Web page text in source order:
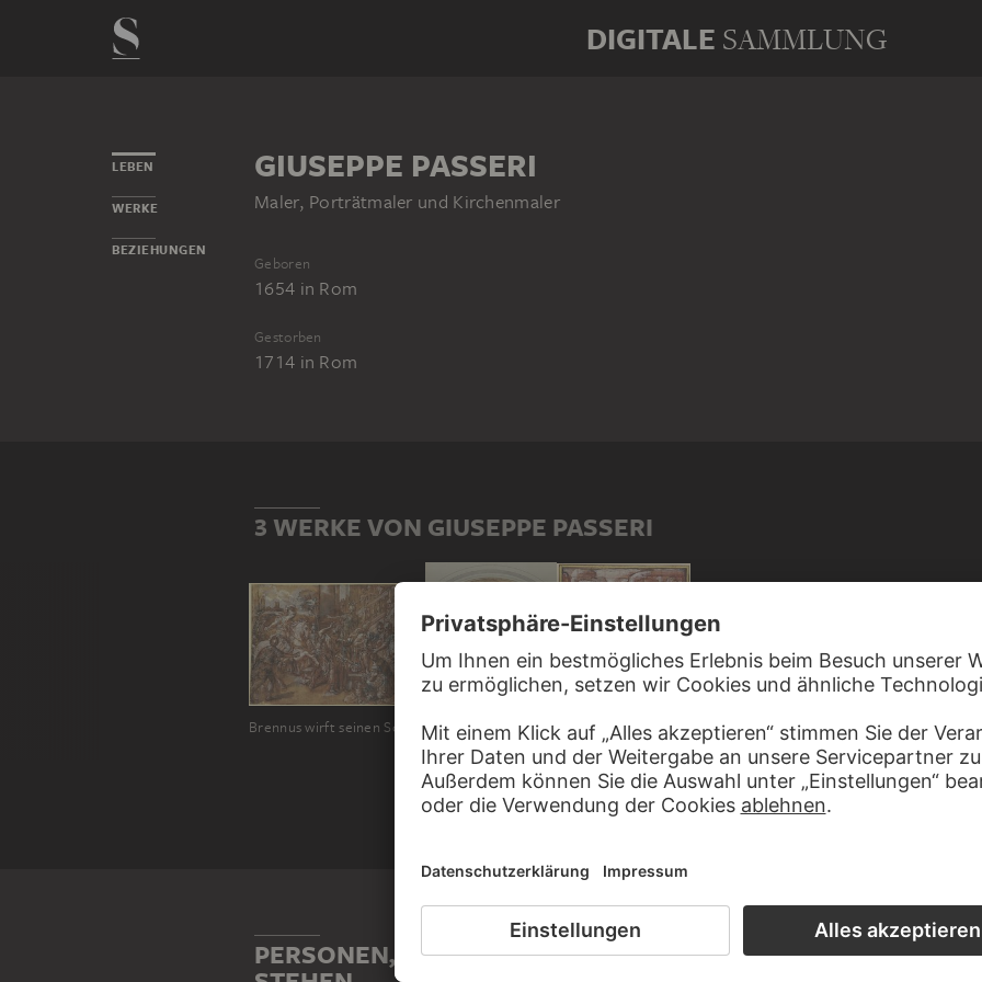
DIGITALE SAMMLUNG
LEBEN
WERKE
BEZIEHUNGEN
GIUSEPPE PASSERI
Maler, Porträtmaler und Kirchenmaler
Geboren
1654 in Rom
Gestorben
1714 in Rom
3 WERKE VON GIUSEPPE PASSERI
PERSONEN, DIE MIT GIUSEPPE PASSERI IN VERBINDUNG